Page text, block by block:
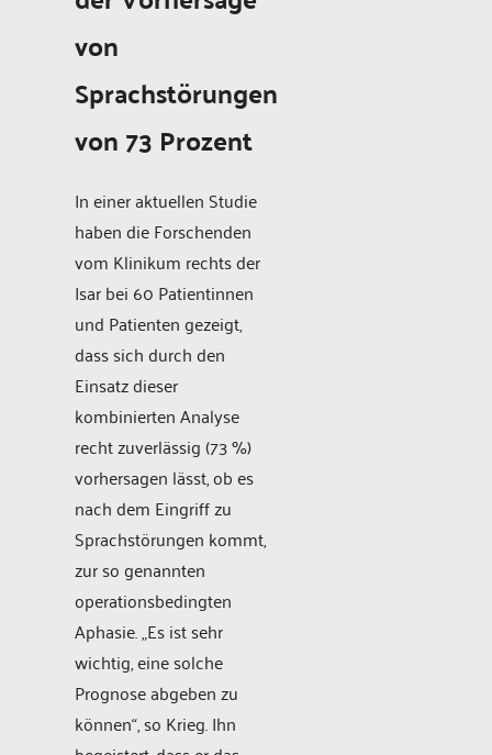
von
Sprachstörungen
von 73 Prozent
In einer aktuellen Studie
haben die Forschenden
vom Klinikum rechts der
Isar bei 60 Patientinnen
und Patienten gezeigt,
dass sich durch den
Einsatz dieser
kombinierten Analyse
recht zuverlässig (73 %)
vorhersagen lässt, ob es
nach dem Eingriff zu
Sprachstörungen kommt,
zur so genannten
operationsbedingten
Aphasie. „Es ist sehr
wichtig, eine solche
Prognose abgeben zu
können“, so Krieg. Ihn